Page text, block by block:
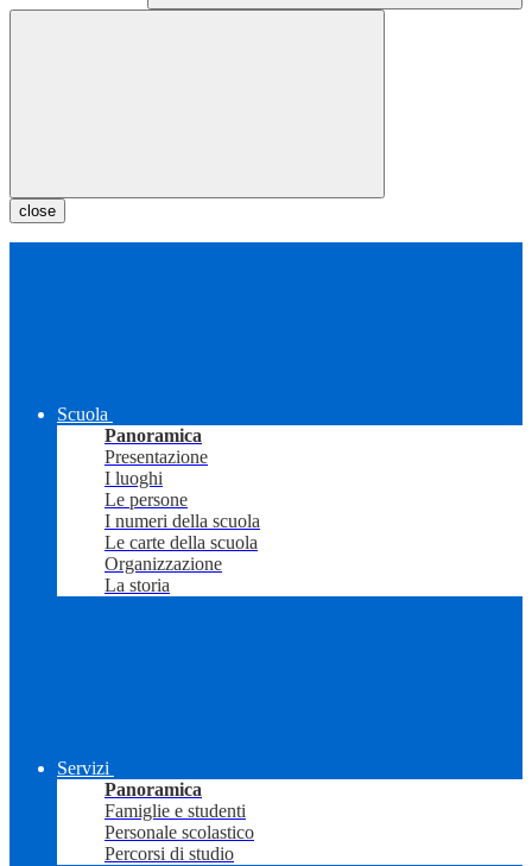
close
Scuola
Panoramica
Presentazione
I luoghi
Le persone
I numeri della scuola
Le carte della scuola
Organizzazione
La storia
Servizi
Panoramica
Famiglie e studenti
Personale scolastico
Percorsi di studio